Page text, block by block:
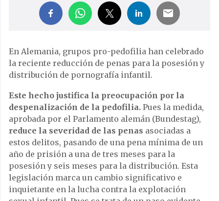
En Alemania, grupos pro-pedofilia han celebrado
la reciente reducción de penas para la posesión y
distribución de pornografía infantil.
Este hecho justifica la preocupación por la
despenalización de la pedofilia. Pues la medida,
aprobada por el Parlamento alemán (Bundestag),
reduce la severidad de las penas asociadas a
estos delitos, pasando de una pena mínima de un
año de prisión a una de tres meses para la
posesión y seis meses para la distribución. Esta
legislación marca un cambio significativo e
inquietante en la lucha contra la explotación